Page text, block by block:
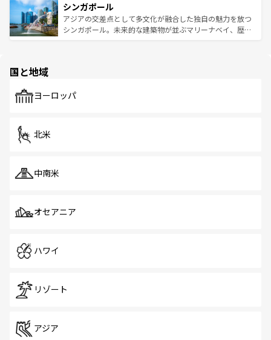
参照してほしい。
激する。気候は一年中温暖で、どの季節にも異なる楽しみ
が待っている。親しみやすいタイの人々、仏教を中心とし
た文化、そして多様な観光資源が、訪れる旅人を魅了し続
み、どこを訪れても感動するはず。観光スポットが密集し
ており、効率よく見どころを回れるのも魅力。息をのむよ
うな絶景から文化的な体験まで、香港を存分に楽しみ尽く
シンガポール
アジアの交差点として多文化が融合した独自の魅力を放つ
シンガポール。未来的な建築物が並ぶマリーナベイ、歴史
で、ホーカーズは地元の風情を楽しめる外せないスポット
国と地域
ヨーロッパ
北米
中南米
オセアニア
ハワイ
リゾート
アジア